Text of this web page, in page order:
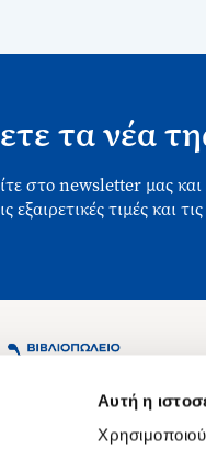
Αυτή η
τα νέα
στο newsletter μας
εξαιρετικές τιμές και
3, Αθήνα 106 79